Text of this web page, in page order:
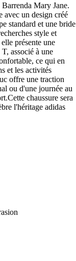
Mary Jane.
avec un design créé
standard et une bride
style et
présente une
associé à une
ce qui en
et les activités
offre une traction
ou d'une journée au
chaussure sera
l'héritage adidas